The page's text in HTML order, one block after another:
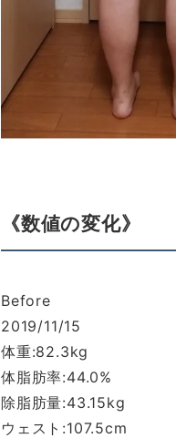
《数値の変化》
Before
2019/11/15
体重:82.3kg
体脂肪率:44.0%
除脂肪量:43.15kg
ウェスト:107.5cm